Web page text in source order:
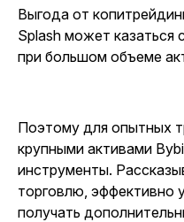
Выгода от
Splash может казаться
при большом объеме
Поэтому для опытных
крупными активами
инструменты.
торговлю, эффективно
получать